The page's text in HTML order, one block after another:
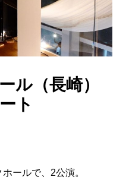
ル（長崎）
ト
ールで、2公演。